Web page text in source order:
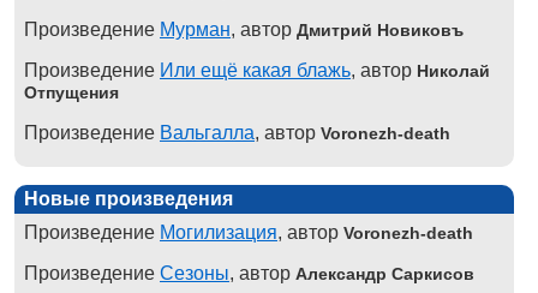
Произведение Мурман, автор Дмитрий Новиковъ
Произведение Или ещё какая блажь, автор Николай
Отпущения
Произведение Вальгалла, автор Voronezh-death
Новые произведения
Произведение Могилизация, автор Voronezh-death
Произведение Сезоны, автор Александр Саркисов